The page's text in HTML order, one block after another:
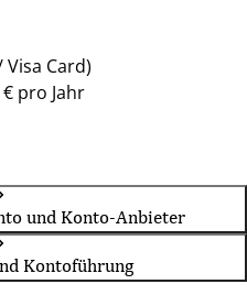
Card)
pro Jahr
und Konto-Anbieter
Kontoführung